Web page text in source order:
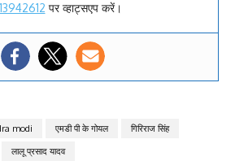
पर व्हाट्सएप करें।
modi एमडी पी के गोयल
गिरिराज सिंह
लालू प्रसाद यादव